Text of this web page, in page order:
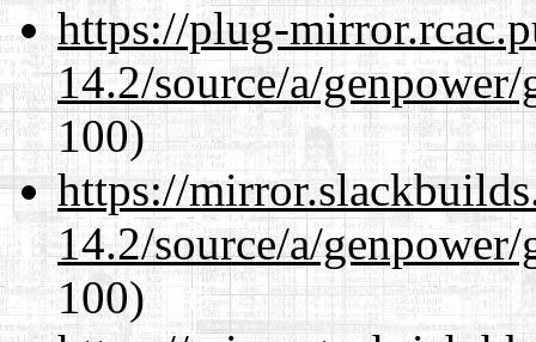
https://plug-
14.2/source/a/
100)
https://
14.2/source/a/
100)